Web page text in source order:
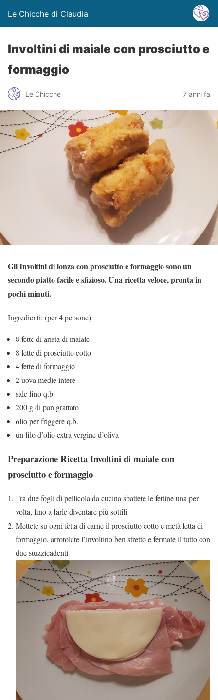
Le Chicche di Claudia
Involtini di maiale con prosciutto e
formaggio
Le Chicche 7 anni fa
Gli Involtini di lonza con prosciutto e formaggio sono un
secondo piatto facile e sfizioso. Una ricetta veloce, pronta in
pochi minuti.
Ingredienti: (per 4 persone)
8 fette di arista di maiale
8 fette di prosciutto cotto
4 fette di formaggio
2 uova medie intere
sale fino q.b.
200 g di pan grattato
olio per friggere q.b.
un filo d’olio extra vergine d’oliva
Preparazione Ricetta Involtini di maiale con
prosciutto e formaggio
Tra due fogli di pellicola da cucina sbattete le fettine una per
volta, fino a farle diventare più sottili
Mettete su ogni fetta di carne il prosciutto cotto e metà fetta di
formaggio, arrotolate l’involtino ben stretto e fermate il tutto con
due stuzzicadenti